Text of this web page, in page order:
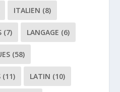
ITALIEN (8)
(7) LANGAGE (6)
(58)
(11) LATIN (10)